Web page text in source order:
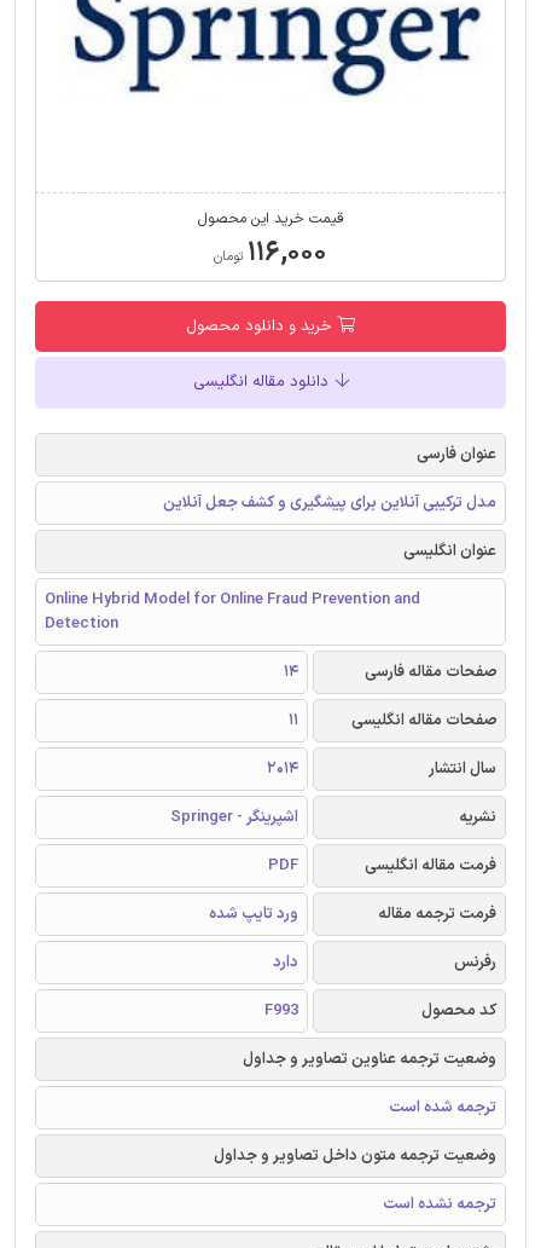
قیمت خرید این محصول
۱۱۶,۰۰۰ تومان
خرید و دانلود محصول
دانلود مقاله انگلیسی
عنوان فارسی
مدل ترکیبی آنلاین برای پیشگیری و کشف جعل آنلاین
عنوان انگلیسی
Online Hybrid Model for Online Fraud Prevention and
Detection
صفحات مقاله فارسی
14
صفحات مقاله انگلیسی
11
سال انتشار
2014
نشریه
اشپرینگر - Springer
فرمت مقاله انگلیسی
PDF
فرمت ترجمه مقاله
ورد تایپ شده
رفرنس
دارد
کد محصول
F993
وضعیت ترجمه عناوین تصاویر و جداول
ترجمه شده است
وضعیت ترجمه متون داخل تصاویر و جداول
ترجمه نشده است